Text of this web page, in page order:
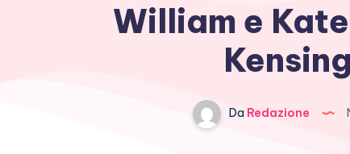
William e
Da Redazione